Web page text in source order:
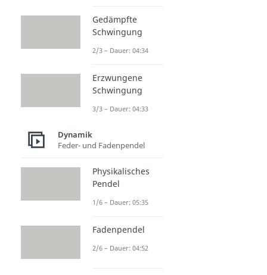
Gedämpfte
Schwingung
2/3 – Dauer: 04:34
Erzwungene
Schwingung
3/3 – Dauer: 04:33
Dynamik
Feder- und Fadenpendel
Physikalisches
Pendel
1/6 – Dauer: 05:35
Fadenpendel
2/6 – Dauer: 04:52